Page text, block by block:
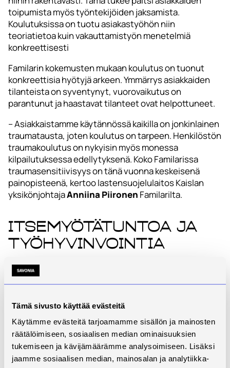
Tämä sivusto käyttää evästeitä
Käytämme evästeitä tarjoamamme sisällön ja mainosten
räätälöimiseen, sosiaalisen median ominaisuuksien
tukemiseen ja kävijämäärämme analysoimiseen. Lisäksi
jaamme sosiaalisen median, mainosalan ja analytiikka-
toipumista myös työntekijöiden jaksamista.
Koulutuksissa on tuotu asiakastyöhön niin
teoriatietoa kuin vakauttamistyön menetelmiä
konkreettisesti
Familarin kokemusten mukaan koulutus on tuonut
konkreettisia hyötyjä arkeen. Ymmärrys asiakkaiden
tilanteista on syventynyt, vuorovaikutus on
parantunut ja haastavat tilanteet ovat helpottuneet.
– Asiakkaistamme käytännössä kaikilla on jonkinlainen
traumatausta, joten koulutus on tarpeen. Henkilöstön
traumakoulutus on nykyisin myös monessa
kilpailutuksessa edellytyksenä. Koko Familarissa
traumasensitiivisyys on tänä vuonna keskeisenä
painopisteenä, kertoo lastensuojelulaitos Kaislan
yksikönjohtajaAnniina Piironen Familarilta.
Itsemyötätuntoa ja
työhyvinvointia
Traumatietoisuuden lisääminen ei hyödytä vain
asiakastyötä, vaan se tarjoaa työntekijöille välineitä
auttanut henkilöstöä ymmärtämään paremmin omia
reaktioitaan ja vahvistamaan itsemyötätuntoa.
Kun työn kuormittavuutta osataan käsitellä
tietoisemmin, voidaan ehkäistä uupumista ja parantaa
työssä jaksamista.